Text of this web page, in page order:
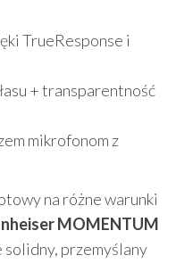
TrueResponse i
+ transparentność
mikrofonom z
na różne warunki
MOMENTUM
solidny, przemyślany